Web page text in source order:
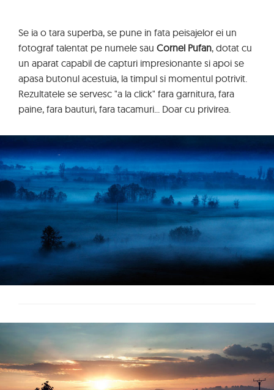
Se ia o tara superba, se pune in fata peisajelor ei un
fotograf talentat pe numele sau Cornel Pufan, dotat cu
un aparat capabil de capturi impresionante si apoi se
apasa butonul acestuia, la timpul si momentul potrivit.
Rezultatele se servesc "a la click" fara garnitura, fara
paine, fara bauturi, fara tacamuri... Doar cu privirea.